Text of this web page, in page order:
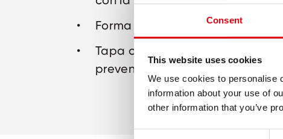
Consent
This website uses cookies
We use cookies to personalise
information about your use of
other information that you’ve
Forma triangular ergonómica.
Tapa con sistema de ventilación
prevenir fugas de tintas.